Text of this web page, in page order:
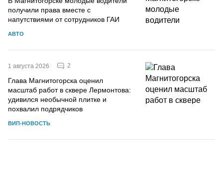
получили права вместе с
напутствиями от сотрудников ГАИ
АВТО
1 августа 2026 2
Глава Магнитогорска оценил
масштаб работ в сквере Лермонтова:
удивился необычной плитке и
похвалил подрядчиков
ВИП-НОВОСТЬ